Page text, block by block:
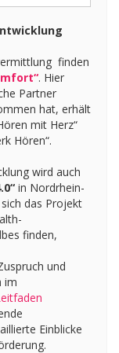
finden
. Hier
Partner
hat, erhält
mit Herz“
Hören“.
wird auch
in Nordrhein-
das Projekt
finden,
und
im
Einblicke